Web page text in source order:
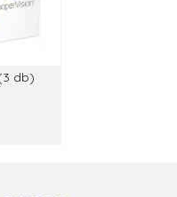
db)